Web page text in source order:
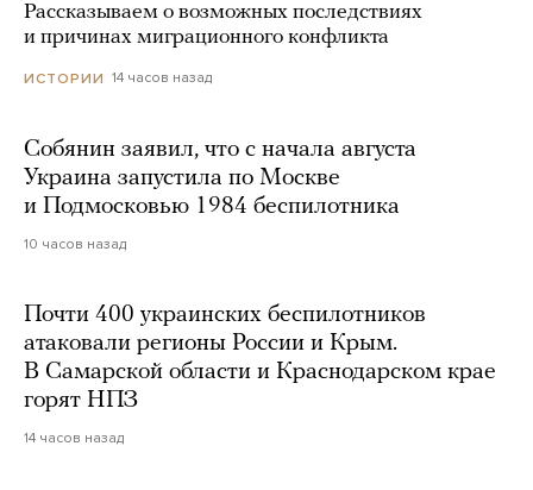
Рассказываем о возможных последствиях
и причинах миграционного конфликта
ИСТОРИИ 14 часов назад
Собянин заявил, что с начала августа
Украина запустила по Москве
и Подмосковью 1984 беспилотника
10 часов назад
Почти 400 украинских беспилотников
атаковали регионы России и Крым.
В Самарской области и Краснодарском крае
горят НПЗ
14 часов назад